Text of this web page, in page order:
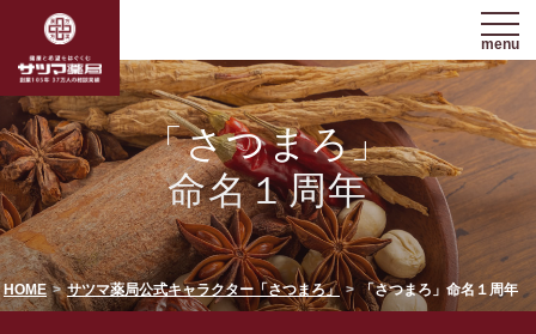
menu
「さつまろ」
命名１周年
HOME サツマ薬局公式キャラクター「さつまろ」 「さつまろ」命名１周年